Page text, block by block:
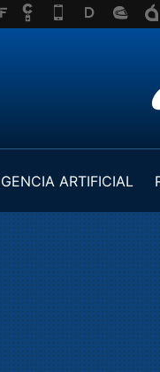
ARTIFICIAL